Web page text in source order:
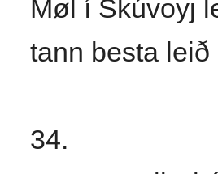
Møl í Skúvoyj
tann besta leið
34.